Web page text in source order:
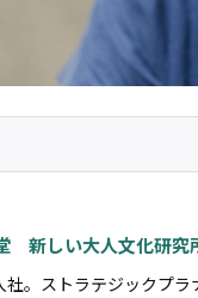
新しい大人文化研究
社。ストラテジックプ